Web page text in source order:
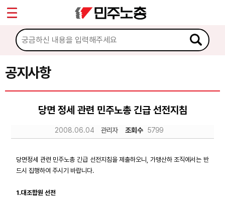
공지사항
당면 정세 관련 민주노총 긴급 선전지침
2008.06.04 관리자 조회수 5799
당면정세 관련 민주노총 긴급 선전지침을 제출하오니, 가맹산하 조직에서는 반
드시 집행하여 주시기 바랍니다.
1.대조합원 선전
마이페이지
소개
소식
공지사항
성명·보도
노동상담
자료
Sketchbook5, 스케치북5
Sketchbook5, 스케치북5